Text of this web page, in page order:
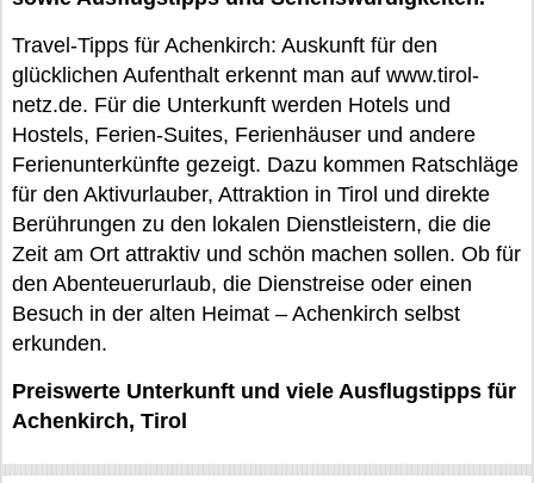
Travel-Tipps für Achenkirch: Auskunft für den
glücklichen Aufenthalt erkennt man auf www.tirol-
netz.de. Für die Unterkunft werden Hotels und
Hostels, Ferien-Suites, Ferienhäuser und andere
Ferienunterkünfte gezeigt. Dazu kommen Ratschläge
für den Aktivurlauber, Attraktion in Tirol und direkte
Berührungen zu den lokalen Dienstleistern, die die
Zeit am Ort attraktiv und schön machen sollen. Ob für
den Abenteuerurlaub, die Dienstreise oder einen
Besuch in der alten Heimat – Achenkirch selbst
erkunden.
Preiswerte Unterkunft und viele Ausflugstipps für
Achenkirch, Tirol